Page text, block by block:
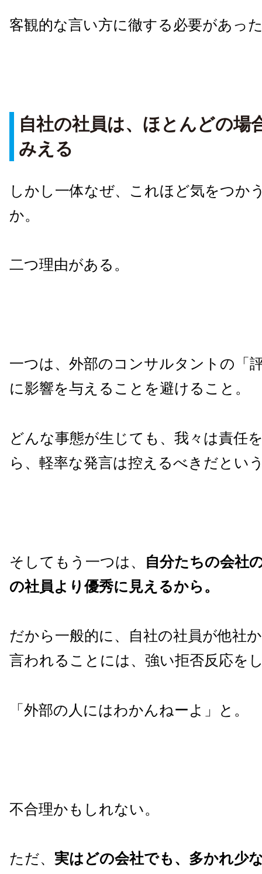
客観的な言い方に徹する必要があっ
自社の社員は、ほとんどの場
みえる
しかし一体なぜ、これほど気をつか
か。
二つ理由がある。
一つは、外部のコンサルタントの「
に影響を与えることを避けること。
どんな事態が生じても、我々は責任
ら、軽率な発言は控えるべきだとい
そしてもう一つは、
自分たちの会社
の社員より優秀に見えるから。
だから一般的に、自社の社員が他社
言われることには、強い拒否反応を
「外部の人にはわかんねーよ」と。
不合理かもしれない。
ただ、 実はどの会社でも、多かれ少